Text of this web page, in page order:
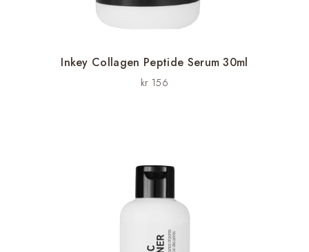
Inkey Collagen Peptide Serum 30ml
kr 156